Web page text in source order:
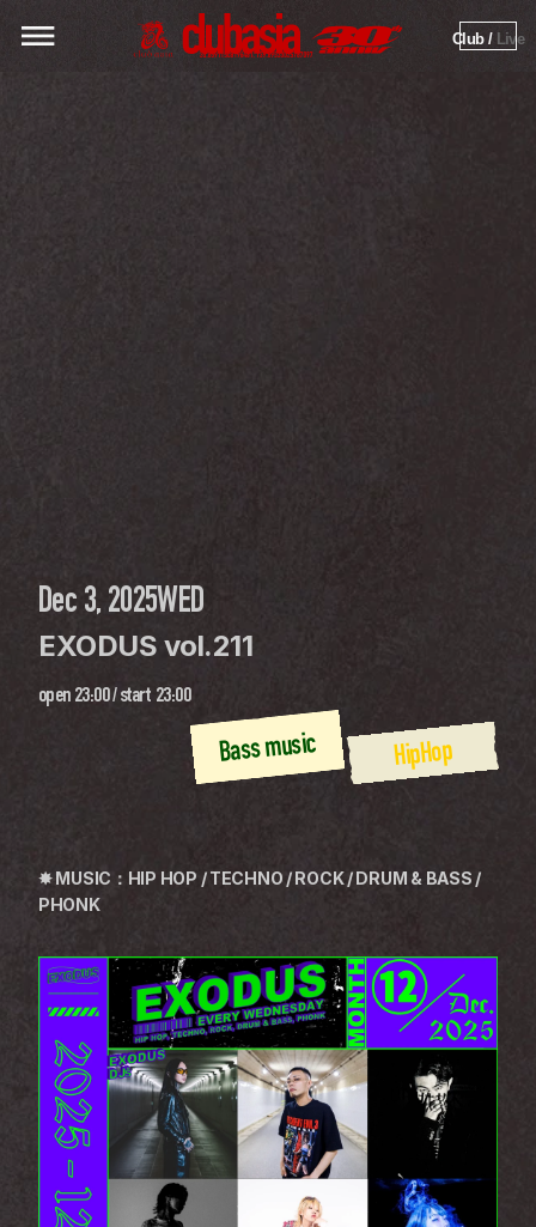
Club / Live
Dec 3, 2025WED
EXODUS vol.211
open 23:00 / start 23:00
HipHop
Bass music
✸ MUSIC：HIP HOP / TECHNO / ROCK / DRUM & BASS /
PHONK